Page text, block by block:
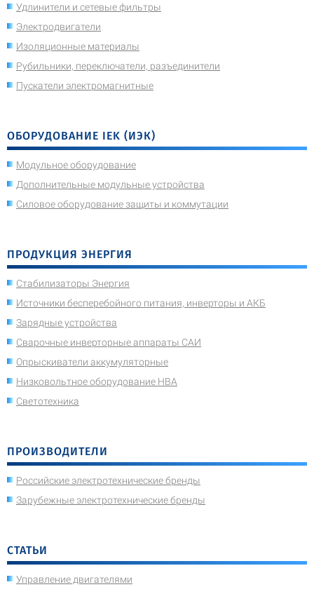
Удлинители и сетевые фильтры
Электродвигатели
Изоляционные материалы
Рубильники, переключатели, разъединители
Пускатели электромагнитные
ОБОРУДОВАНИЕ IEK (ИЭК)
Модульное оборудование
Дополнительные модульные устройства
Силовое оборудование защиты и коммутации
ПРОДУКЦИЯ ЭНЕРГИЯ
Стабилизаторы Энергия
Источники бесперебойного питания, инверторы и АКБ
Зарядные устройства
Сварочные инверторные аппараты САИ
Опрыскиватели аккумуляторные
Низковольтное оборудование НВА
Светотехника
ПРОИЗВОДИТЕЛИ
Российские электротехнические бренды
Зарубежные электротехнические бренды
СТАТЬИ
Управление двигателями